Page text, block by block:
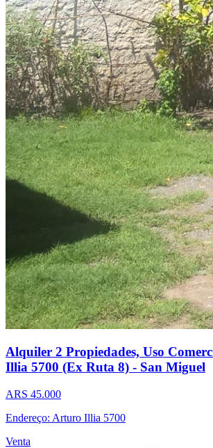
Alquiler 2 Propiedades, Uso
Illia 5700 (Ex Ruta 8) - San Miguel
ARS 45.000
Endereço: Arturo Illia 5700
Venta